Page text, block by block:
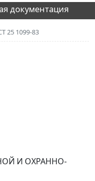
документация
25 1099-83
И ОХРАННО-